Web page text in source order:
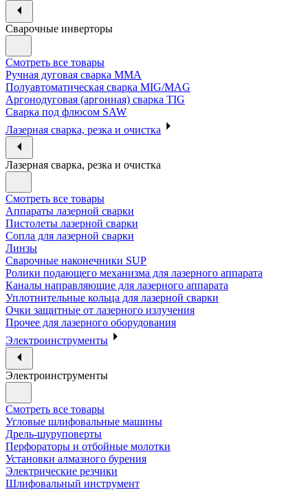
Сварочные инверторы
Смотреть все товары
Ручная дуговая сварка MMA
Полуавтоматическая сварка MIG/MAG
Аргонодуговая (аргонная) сварка TIG
Сварка под флюсом SAW
Лазерная сварка, резка и очистка
Лазерная сварка, резка и очистка
Смотреть все товары
Аппараты лазерной сварки
Пистолеты лазерной сварки
Сопла для лазерной сварки
Линзы
Сварочные наконечники SUP
Ролики подающего механизма для лазерного аппарата
Каналы направляющие для лазерного аппарата
Уплотнительные кольца для лазерной сварки
Очки защитные от лазерного излучения
Прочее для лазерного оборудования
Электроинструменты
Электроинструменты
Смотреть все товары
Угловые шлифовальные машины
Дрель-шуруповерты
Перфораторы и отбойные молотки
Установки алмазного бурения
Электрические резчики
Шлифовальный инструмент